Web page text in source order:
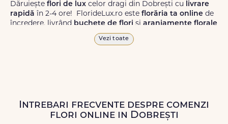
Dăruiește flori de lux celor dragi din Dobrești cu livrare
rapidă în 2-4 ore! FlorideLux.ro este florăria ta online de
încredere, livrând buchete de flori și aranjamente florale
de calitate superioară în Dobrești și în toată România.
Livrăm buchete de florichiar și în weekend, pentru ca tu
să poți adresa un gest frumos atunci când ai nevoie.
Vezi toate
Intrebari frecvente despre comenzi
flori online in Dobrești